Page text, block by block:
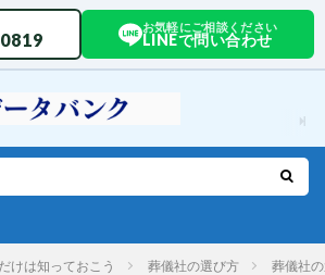
お気軽にご相談ください
LINEで問い合わせ
けは知っておこう 葬儀社の選び方 葬儀社